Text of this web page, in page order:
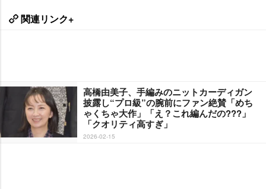
関連リンク+
高橋由美子、手編みのニットカーディガン
披露し“プロ級”の腕前にファン絶賛「めち
ゃくちゃ大作」「え？これ編んだの???」
「クオリティ高すぎ」
2026-02-15